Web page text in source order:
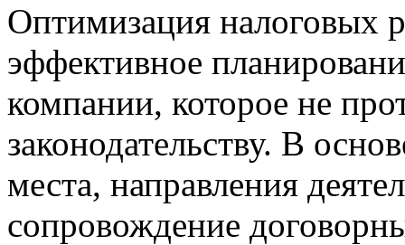
Оптимизация налоговых
эффективное
компании, которое не
законодательству. В
места, направления
сопровождение